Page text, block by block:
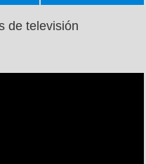
de televisión